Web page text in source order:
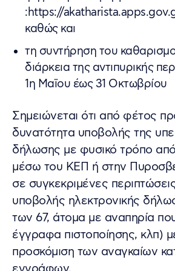
:https://
καθώς και
τη συντήρηση του
διάρκεια της αντιπυρικής
1η Μαϊου έως 31 Οκτωβρίου
Σημειώνεται ότι από φέτος
δυνατότητα υποβολής της
δήλωσης με φυσικό τρόπο
μέσω του ΚΕΠ ή στην
σε συγκεκριμένες
υποβολής ηλεκτρονικής
των 67, άτομα με αναπηρία
έγγραφα πιστοποίησης, κλπ)
προσκόμιση των αναγκαίων